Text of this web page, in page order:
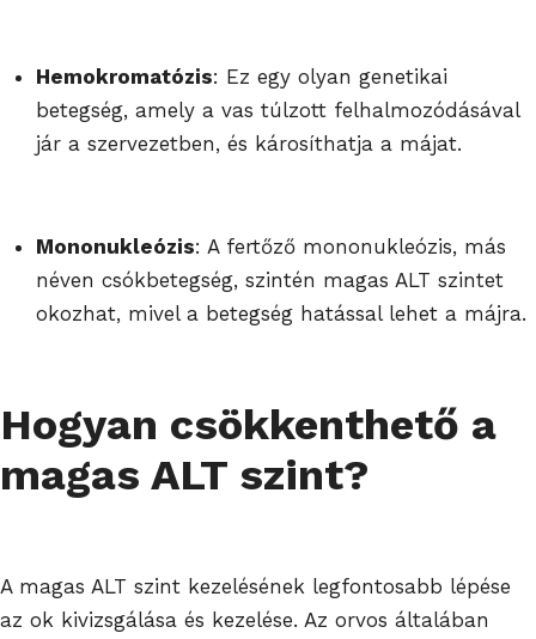
Hemokromatózis: Ez egy olyan genetikai
betegség, amely a vas túlzott felhalmozódásával
jár a szervezetben, és károsíthatja a májat.
Mononukleózis: A fertőző mononukleózis, más
néven csókbetegség, szintén magas ALT szintet
okozhat, mivel a betegség hatással lehet a májra.
Hogyan csökkenthető a
magas ALT szint?
A magas ALT szint kezelésének legfontosabb lépése
az ok kivizsgálása és kezelése. Az orvos általában